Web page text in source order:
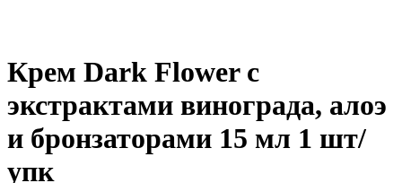
Крем Dark Flower с
экстрактами винограда, алоэ
и бронзаторами 15 мл 1 шт/
упк